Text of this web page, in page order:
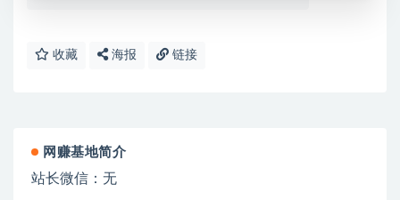
收藏 海报 链接
网赚基地简介
站长微信：无